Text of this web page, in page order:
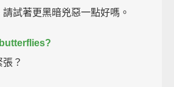
試著更黑暗兇惡一點好嗎。
？